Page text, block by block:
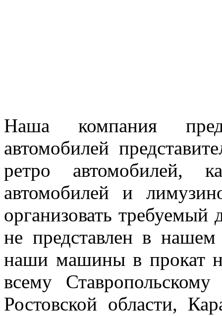
Наша компания
автомобилей
ретро автомобилей,
автомобилей и
организовать требуемый
не представлен в
наши машины в прокат
всему
Ростовской области,